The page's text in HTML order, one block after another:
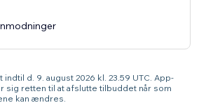
d. 9. august 2026 kl. 23.59 UTC. App-
sig retten til at afslutte tilbuddet når som
kan ændres.